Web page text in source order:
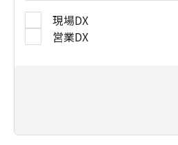
現場DX
営業DX